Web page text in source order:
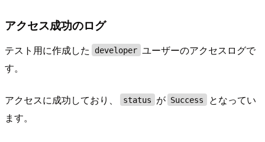
アクセス成功のログ
テスト用に作成した developer ユーザーのアクセスログで
す。
アクセスに成功しており、 status が Success
となってい
ます。